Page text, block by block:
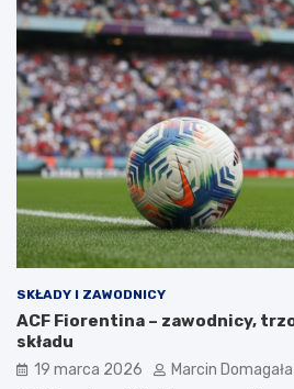
SKŁADY I ZAWODNICY
ACF Fiorentina – zawodnicy,
składu
19 marca 2026 Marcin Domagała